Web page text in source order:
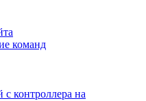
команд
контроллера на